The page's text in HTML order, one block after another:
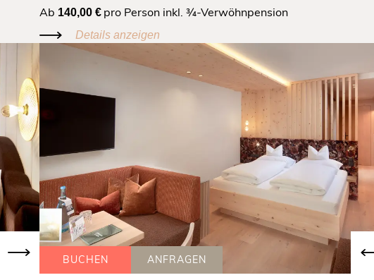
Ab 140,00 € pro Person inkl. ¾-Verwöhnpension
Details anzeigen
BUCHEN ANFRAGEN